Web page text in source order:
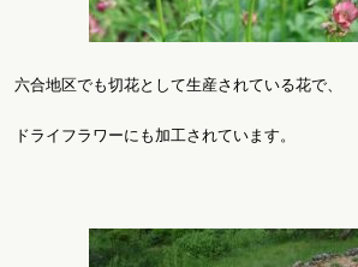
六合地区でも切花として生産されている花で、
ドライフラワーにも加工されています。